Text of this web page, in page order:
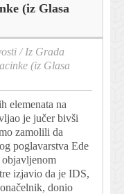
(iz Glasa
/Iz Grada
(iz Glasa
elemenata na
je jučer bivši
zamolili da
poglavarstva Ede
izjavio da je IDS,
donio